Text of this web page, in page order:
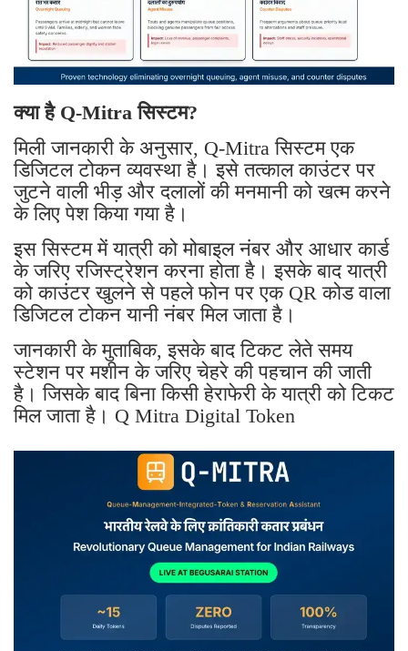
क्या है Q-Mitra सिस्टम?
मिली जानकारी के अनुसार, Q-Mitra सिस्टम एक
डिजिटल टोकन व्यवस्था है। इसे तत्काल काउंटर पर
जुटने वाली भीड़ और दलालों की मनमानी को खत्म करने
के लिए पेश किया गया है।
इस सिस्टम में यात्री को मोबाइल नंबर और आधार कार्ड
के जरिए रजिस्ट्रेशन करना होता है। इसके बाद यात्री
को काउंटर खुलने से पहले फोन पर एक QR कोड वाला
डिजिटल टोकन यानी नंबर मिल जाता है।
जानकारी के मुताबिक, इसके बाद टिकट लेते समय
स्टेशन पर मशीन के जरिए चेहरे की पहचान की जाती
है। जिसके बाद बिना किसी हेराफेरी के यात्री को टिकट
मिल जाता है। Q Mitra Digital Token